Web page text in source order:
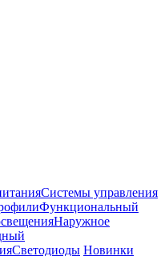
Системы управления
Функциональный
Наружное
Светодиоды Новинки